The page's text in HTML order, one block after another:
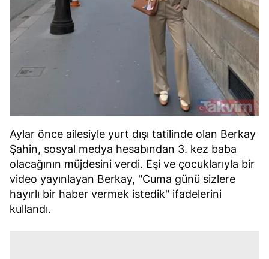
Aylar önce ailesiyle yurt dışı tatilinde olan Berkay
Şahin, sosyal medya hesabından 3. kez baba
olacağının müjdesini verdi. Eşi ve çocuklarıyla bir
video yayınlayan Berkay, "Cuma günü sizlere
hayırlı bir haber vermek istedik" ifadelerini
kullandı.